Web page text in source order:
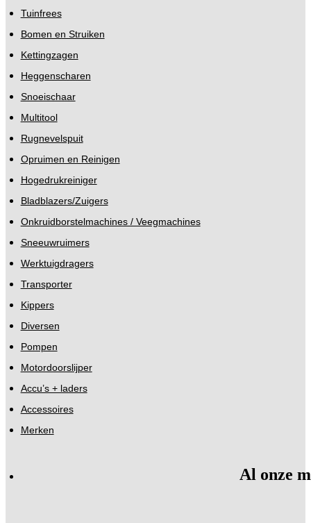
Tuinfrees
Bomen en Struiken
Kettingzagen
Heggenscharen
Snoeischaar
Multitool
Rugnevelspuit
Opruimen en Reinigen
Hogedrukreiniger
Bladblazers/Zuigers
Onkruidborstelmachines / Veegmachines
Sneeuwruimers
Werktuigdragers
Transporter
Kippers
Diversen
Pompen
Motordoorslijper
Accu’s + laders
Accessoires
Merken
Al onze